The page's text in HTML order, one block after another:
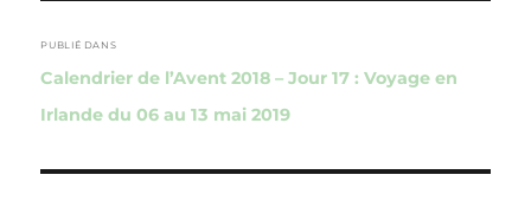
de
l’article
PUBLIÉ DANS
Calendrier de l’Avent 2018 – Jour 17 : Voyage en
Irlande du 06 au 13 mai 2019